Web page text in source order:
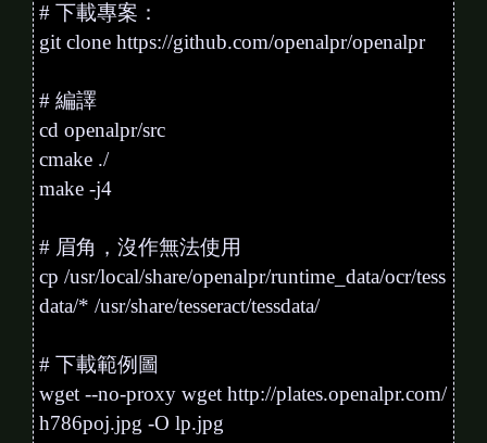
# 下載專案：
git clone https://github.com/openalpr/openalpr
# 編譯
cd openalpr/src
cmake ./
make -j4
# 眉角，沒作無法使用
cp /usr/local/share/openalpr/runtime_data/ocr/tess
data/* /usr/share/tesseract/tessdata/
# 下載範例圖
wget --no-proxy wget http://plates.openalpr.com/
h786poj.jpg -O lp.jpg